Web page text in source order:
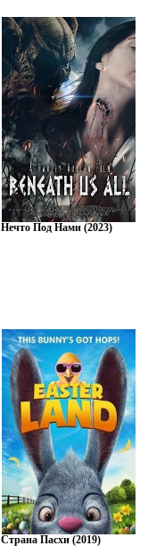
Нечто Под Нами (2023)
Страна Пасхи (2019)